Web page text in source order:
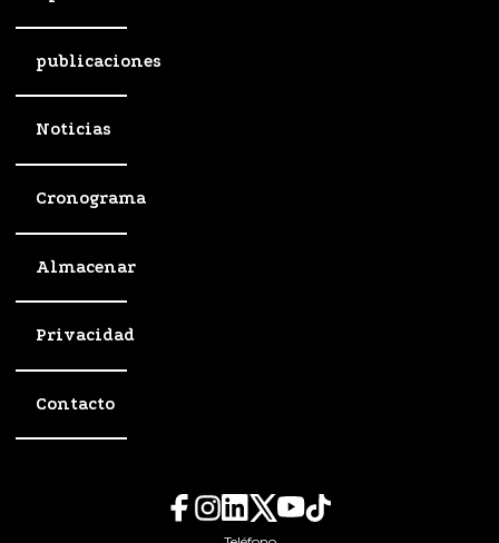
publicaciones
Noticias
Cronograma
Almacenar
Privacidad
Contacto